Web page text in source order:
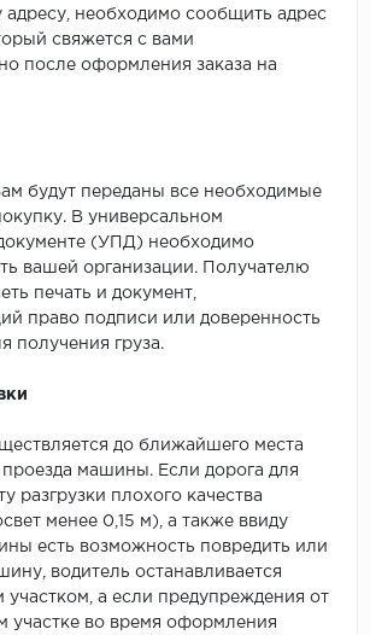
адресу, необходимо сообщить адрес
свяжется с вами
после оформления заказа на
будут переданы все необходимые
В универсальном
(УПД) необходимо
вашей организации. Получателю
печать и документ,
право подписи или доверенность
получения груза.
до ближайшего места
проезда машины. Если дорога для
разгрузки плохого качества
менее 0,15 м), а также ввиду
есть возможность повредить или
водитель останавливается
а если предупреждения от
участке во время оформления